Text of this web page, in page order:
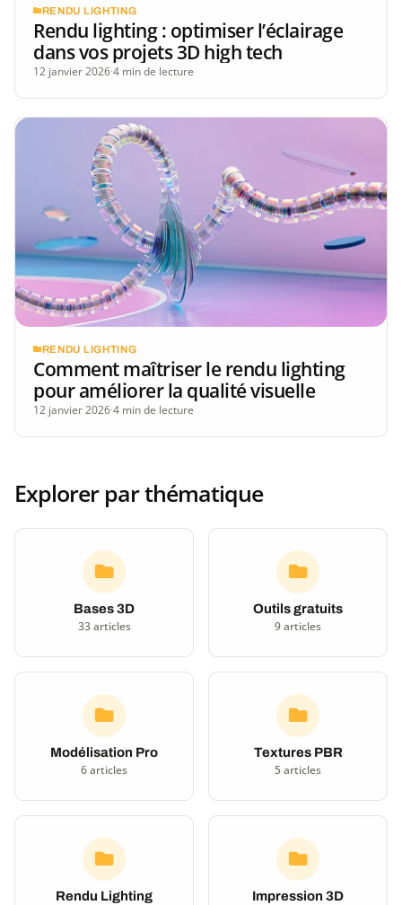
RENDU LIGHTING
Rendu lighting : optimiser l’éclairage
dans vos projets 3D high tech
12 janvier 2026·4 min de lecture
RENDU LIGHTING
Comment maîtriser le rendu lighting
pour améliorer la qualité visuelle
12 janvier 2026·4 min de lecture
Explorer par thématique
Bases 3D
33 articles
Outils gratuits
9 articles
Modélisation Pro
6 articles
Textures PBR
5 articles
Rendu Lighting Impression 3D